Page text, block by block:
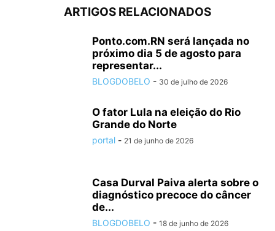
ARTIGOS RELACIONADOS
Ponto.com.RN será lançada no
próximo dia 5 de agosto para
representar...
BLOGDOBELO - 30 de julho de 2026
O fator Lula na eleição do Rio
Grande do Norte
portal - 21 de junho de 2026
Casa Durval Paiva alerta sobre o
diagnóstico precoce do câncer
de...
BLOGDOBELO - 18 de junho de 2026